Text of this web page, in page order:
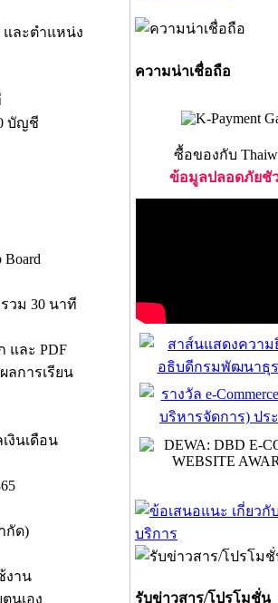
และตำแหน่ง
บัญชี
วม 30 นาที
และ PDF
ลการเรียน
งินเดือน
กัด)
งาน
นเอง
ความน่าเชื่อถือ
ซื้อของกับ
ข้อมูลปลอดภัยชัว
รับข่าวสาร/โปรโมชั่น